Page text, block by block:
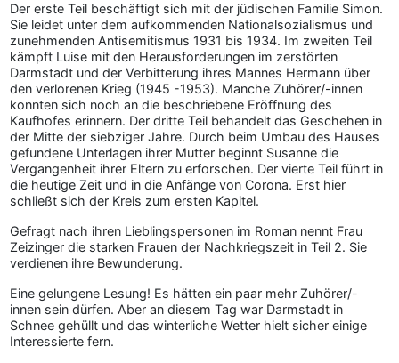
Der erste Teil beschäftigt sich mit der jüdischen Familie Simon.
Sie leidet unter dem aufkommenden Nationalsozialismus und
zunehmenden Antisemitismus 1931 bis 1934. Im zweiten Teil
kämpft Luise mit den Herausforderungen im zerstörten
Darmstadt und der Verbitterung ihres Mannes Hermann über
den verlorenen Krieg (1945 -1953). Manche Zuhörer/-innen
konnten sich noch an die beschriebene Eröffnung des
Kaufhofes erinnern. Der dritte Teil behandelt das Geschehen in
der Mitte der siebziger Jahre. Durch beim Umbau des Hauses
gefundene Unterlagen ihrer Mutter beginnt Susanne die
Vergangenheit ihrer Eltern zu erforschen. Der vierte Teil führt in
die heutige Zeit und in die Anfänge von Corona. Erst hier
schließt sich der Kreis zum ersten Kapitel.
Gefragt nach ihren Lieblingspersonen im Roman nennt Frau
Zeizinger die starken Frauen der Nachkriegszeit in Teil 2. Sie
verdienen ihre Bewunderung.
Eine gelungene Lesung! Es hätten ein paar mehr Zuhörer/-
innen sein dürfen. Aber an diesem Tag war Darmstadt in
Schnee gehüllt und das winterliche Wetter hielt sicher einige
Interessierte fern.